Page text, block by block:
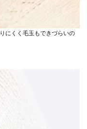
にくく毛玉もできづらいの